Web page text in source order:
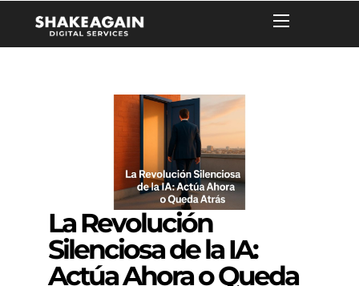
La Revolución
Silenciosa de la IA:
Actúa Ahora o Queda